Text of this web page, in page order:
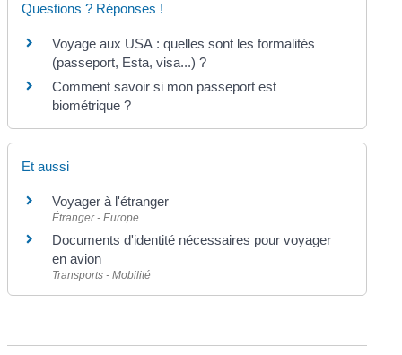
Questions ? Réponses !
Voyage aux USA : quelles sont les formalités
(passeport, Esta, visa...) ?
Comment savoir si mon passeport est
biométrique ?
Et aussi
Voyager à l'étranger
Étranger - Europe
Documents d'identité nécessaires pour voyager
en avion
Transports - Mobilité